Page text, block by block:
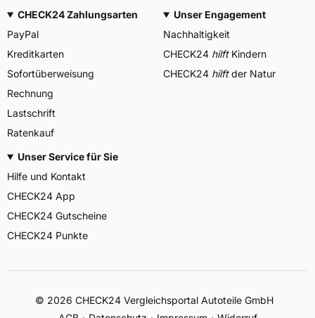
CHECK24 Zahlungsarten
PayPal
Kreditkarten
Sofortüberweisung
Rechnung
Lastschrift
Ratenkauf
Unser Engagement
Nachhaltigkeit
CHECK24 hilftKindern
CHECK24 hilftder Natur
Unser Service für Sie
Hilfe und Kontakt
CHECK24 App
CHECK24 Gutscheine
CHECK24 Punkte
© 2026 CHECK24 Vergleichsportal Autoteile GmbH